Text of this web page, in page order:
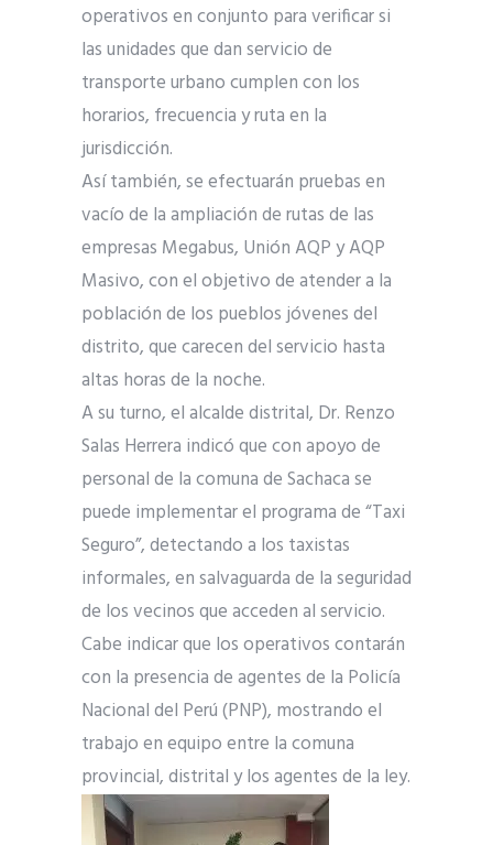
operativos en conjunto para verificar si
las unidades que dan servicio de
transporte urbano cumplen con los
horarios, frecuencia y ruta en la
jurisdicción.
Así también, se efectuarán pruebas en
vacío de la ampliación de rutas de las
empresas Megabus, Unión AQP y AQP
Masivo, con el objetivo de atender a la
población de los pueblos jóvenes del
distrito, que carecen del servicio hasta
altas horas de la noche.
A su turno, el alcalde distrital, Dr. Renzo
Salas Herrera indicó que con apoyo de
personal de la comuna de Sachaca se
puede implementar el programa de “Taxi
Seguro”, detectando a los taxistas
informales, en salvaguarda de la seguridad
de los vecinos que acceden al servicio.
Cabe indicar que los operativos contarán
con la presencia de agentes de la Policía
Nacional del Perú (PNP), mostrando el
trabajo en equipo entre la comuna
provincial, distrital y los agentes de la ley.